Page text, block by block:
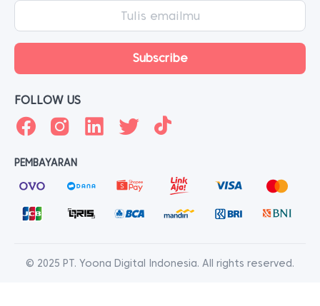
FOLLOW US
PEMBAYARAN
© 2025 PT. Yoona Digital Indonesia. All rights reserved.